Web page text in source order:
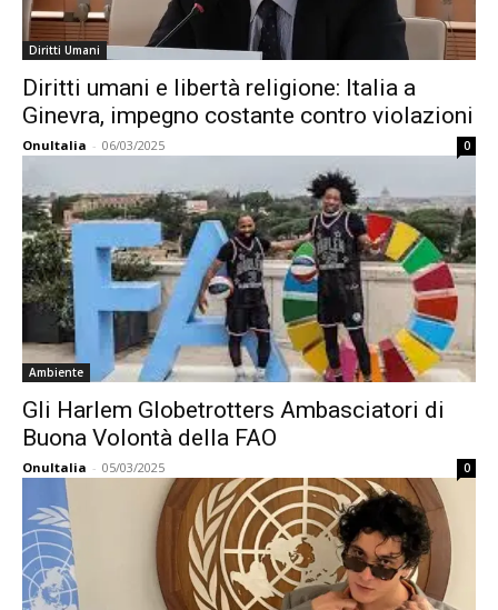
Diritti Umani
Diritti umani e libertà religione: Italia a
Ginevra, impegno costante contro violazioni
OnuItalia - 06/03/2025 0
Ambiente
Gli Harlem Globetrotters Ambasciatori di
Buona Volontà della FAO
OnuItalia - 05/03/2025 0